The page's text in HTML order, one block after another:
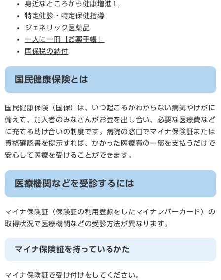
身近なところから健康増進！
特定健診・特定保健指導
ジェネリック医薬品
一人に一冊「お薬手帳」
国保税の納付
国民健康保険とは
国民健康保険（国保）は、いつ起こるかわからない病気やけがに
備えて、加入者のみなさんがお金を出し合い、必要な医療費など
に充てる助け合いの制度です。病院の窓口でマイナ保険証または
資格確認書を提示すれば、かかった医療費の一部を支払うだけで
安心して医療を受けることができます。
医療機関などを受診するには
マイナ保険証（保険証の利用登録をしたマイナンバーカード）の
取得状況で医療機関などの受診方法が異なります。
マイナ保険証を持っているかた
マイナ保険証で受け付けをしてください。